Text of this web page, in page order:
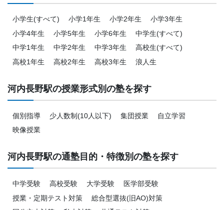
小学生(すべて) 小学1年生 小学2年生
小学3年生
小学4年生
小学5年生 小学6年生
中学生(すべて)
中学1年生
中学2年生 中学3年生
高校生(すべて)
高校1年生
高校2年生 高校3年生 浪人生
河内長野駅の授業形式別の塾を探す
個別指導 少人数制(10人以下) 集団授業
自立学習
映像授業
河内長野駅の通塾目的・特徴別の塾を探す
中学受験 高校受験 大学受験
医学部受験
授業・定期テスト対策
総合型選抜(旧AO)対策